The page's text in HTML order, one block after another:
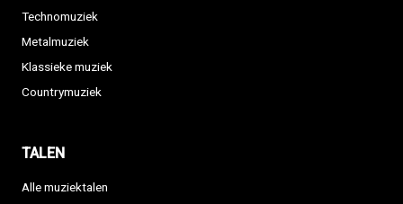
Technomuziek
Metalmuziek
Klassieke muziek
Countrymuziek
TALEN
Alle muziektalen